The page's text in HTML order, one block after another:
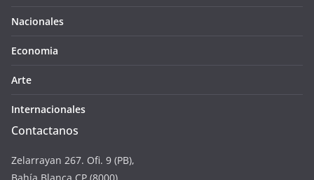
Nacionales
Economia
Arte
Internacionales
Contactanos
Zelarrayan 267. Ofi. 9 (PB),